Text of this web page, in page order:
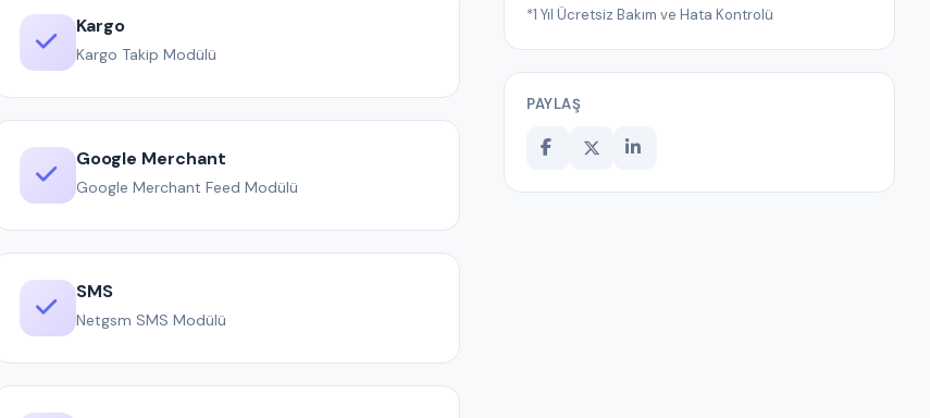
Kargo
Kargo Takip Modülü
Google Merchant
Google Merchant Feed Modülü
SMS
Netgsm SMS Modülü
*1 Yıl Ücretsiz Bakım ve Hata Kontrolü
PAYLAŞ